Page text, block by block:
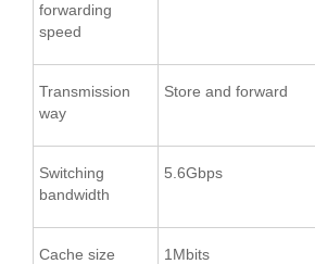
forwarding
speed
Transmission
way
Store and forward
Switching
bandwidth
5.6Gbps
Cache size 1Mbits